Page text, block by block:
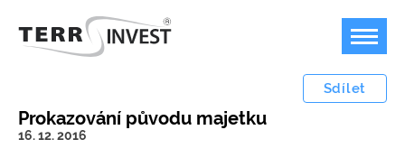
Sdílet
Prokazování původu majetku
16. 12. 2016